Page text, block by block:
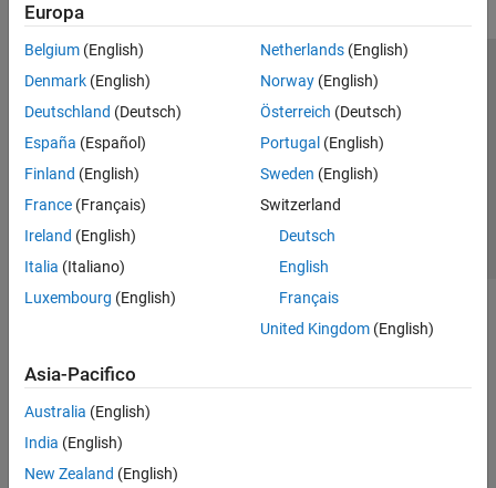
Europa
Belgium (English)
Denmark (English)
Deutschland (Deutsch)
España (Español)
Finland (English)
France (Français)
Ireland (English)
Italia (Italiano)
Luxembourg (English)
Netherlands(English)
Norway(English)
Österreich (Deutsch)
Portugal (English)
Sweden (English)
Switzerland
Deutsch
English
Français
United Kingdom(English)
Asia-Pacifico
Australia (English)
India (English)
New Zealand (English)
Centro di fiducia
Informativa sulla privacy
Antipirateria
Stato dell'applicazione
Contatti
© 1994-2026 The MathWorks, Inc.